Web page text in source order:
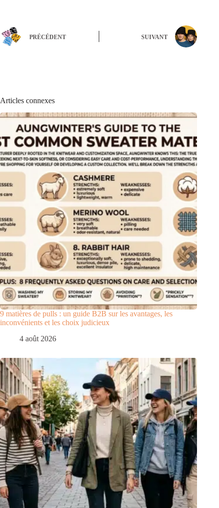
PRÉCÉDENT SUIVANT
Articles connexes
9 matières de pulls : un guide B2B sur les avantages, les
inconvénients et les choix judicieux
4 août 2026